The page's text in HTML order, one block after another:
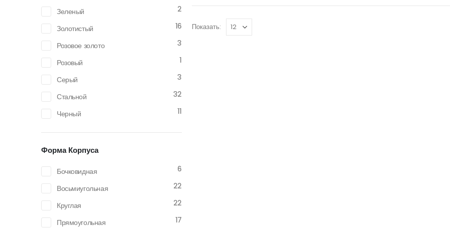
Показать:
Зеленый
2
Золотистый
16
Розовое золото
3
Розовый
1
Серый
3
Стальной
32
Черный
11
Форма Корпуса
Бочковидная
6
Восьмиугольная
22
Круглая
22
Прямоугольная
17